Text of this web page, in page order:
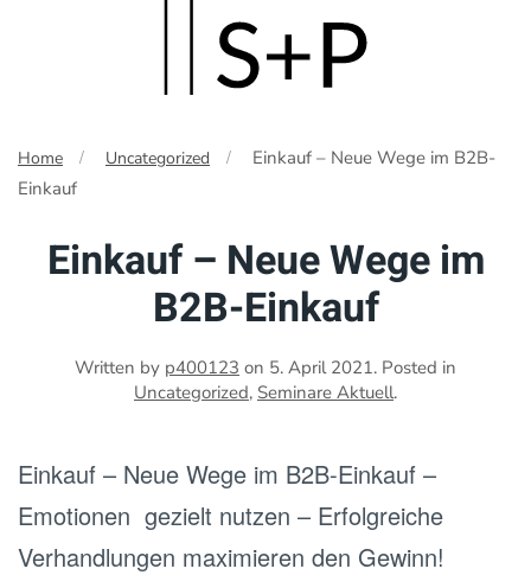
main
content
Home Uncategorized
Einkauf – Neue Wege im B2B-
Einkauf
Einkauf – Neue Wege im
B2B-Einkauf
Written by p400123 on 5. April 2021. Posted in
Uncategorized, Seminare Aktuell.
Einkauf – Neue Wege im B2B-Einkauf –
Emotionen gezielt nutzen – Erfolgreiche
Verhandlungen maximieren den Gewinn!